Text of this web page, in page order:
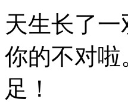
天生长了
你的不对
足！